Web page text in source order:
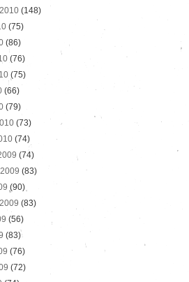
(148)
(75)
(86)
(76)
(75)
(66)
(79)
(73)
(74)
(74)
(83)
(90)
(83)
(56)
(83)
(76)
(72)